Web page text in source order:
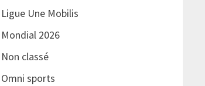
Ligue Une Mobilis
Mondial 2026
Non classé
Omni sports